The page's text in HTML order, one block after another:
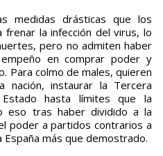
medidas drásticas que los
frenar la infección del virus, lo
pero no admiten haber
en comprar poder y
Para colmo de males, quieren
nación, instaurar la Tercera
hasta límites que la
eso tras haber dividido a la
poder a partidos contrarios a
España más que demostrado.